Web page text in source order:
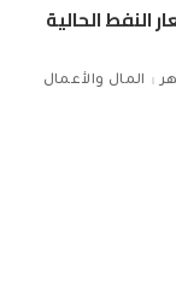
النفط الحالية
المال والأعمال